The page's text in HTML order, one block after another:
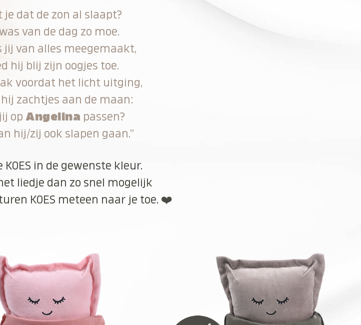
je dat de zon al slaapt?
van de dag zo moe.
jij van alles meegemaakt,
hij blij zijn oogjes toe.
voordat het licht uitging,
zachtjes aan de maan:
op Angelina passen?
hij/zij ook slapen gaan.”
KOES in de gewenste kleur.
liedje dan zo snel mogelijk
KOES meteen naar je toe. ❤️